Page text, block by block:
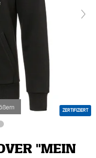
ZERTIFIZIERT
"MEIN